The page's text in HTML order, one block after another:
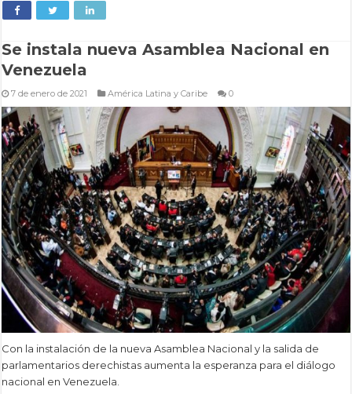
Se instala nueva Asamblea Nacional en
Venezuela
7 de enero de 2021 América Latina y Caribe 0
Con la instalación de la nueva Asamblea Nacional y la salida de
parlamentarios derechistas aumenta la esperanza para el diálogo
nacional en Venezuela.